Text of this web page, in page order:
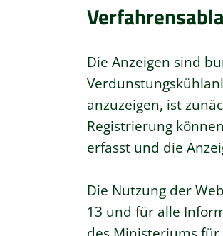
Die Anzeigen sind
anzuzeigen, ist
Registrierung
erfasst und die
Die Nutzung der
13 und für alle